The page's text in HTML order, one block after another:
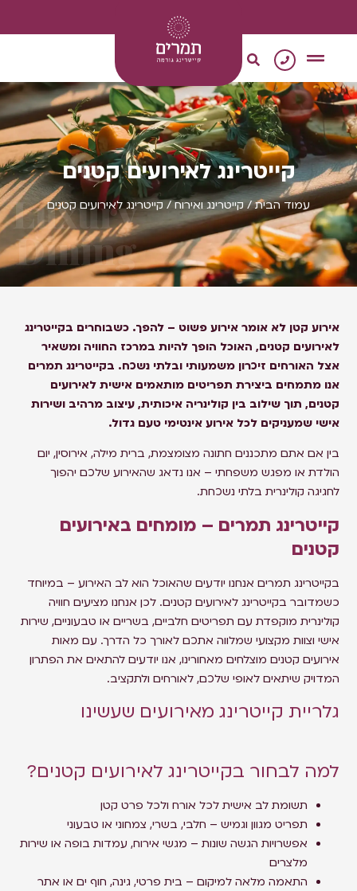
‫קייטרינג לאירועים קטנים‬
Luxury
Dining
עמוד הבית/קייטרינג ואירוח/ ‫קייטרינג לאירועים קטנים‬
אירוע קטן לא אומר אירוע פשוט – להפך. כשבוחרים בקייטרינג
לאירועים קטנים, האוכל הופך להיות במרכז החוויה ומשאיר
אצל האורחים זיכרון משמעותי ובלתי נשכח. בקייטרינג תמרים
אנו מתמחים ביצירת תפריטים מותאמים אישית לאירועים
קטנים, תוך שילוב בין קולינריה איכותית, עיצוב מרהיב ושירות
אישי שמעניקים לכל אירוע אינטימי טעם גדול.
בין אם אתם מתכננים חתונה מצומצמת, ברית מילה, אירוסין, יום
הולדת או מפגש משפחתי – אנו נדאג שהאירוע שלכם יהפוך
לחגיגה קולינרית בלתי נשכחת.
קייטרינג תמרים – מומחים באירועים
קטנים
בקייטרינג תמרים אנחנו יודעים שהאוכל הוא לב האירוע – במיוחד
כשמדובר בקייטרינג לאירועים קטנים. לכן אנחנו מציעים חוויה
קולינרית מוקפדת עם תפריטים חלביים, בשריים או טבעוניים, שירות
אישי וצוות מקצועי שמלווה אתכם לאורך כל הדרך. עם מאות
אירועים קטנים מוצלחים מאחורינו, אנו יודעים להתאים את הפתרון
המדויק שיתאים לאופי שלכם, לאורחים ולתקציב.
גלריית קייטרינג מאירועים שעשינו
למה לבחור בקייטרינג לאירועים קטנים?
תשומת לב אישית לכל אורח ולכל פרט קטן
תפריט מגוון וגמיש – חלבי, בשרי, צמחוני או טבעוני
אפשרויות הגשה שונות – מגשי אירוח, עמדות בופה או שירות
מלצרים
התאמה מלאה למיקום – בית פרטי, גינה, חוף ים או אתר